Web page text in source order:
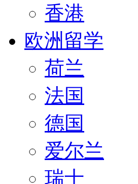
香港
欧洲留学
荷兰
法国
德国
爱尔兰
瑞士